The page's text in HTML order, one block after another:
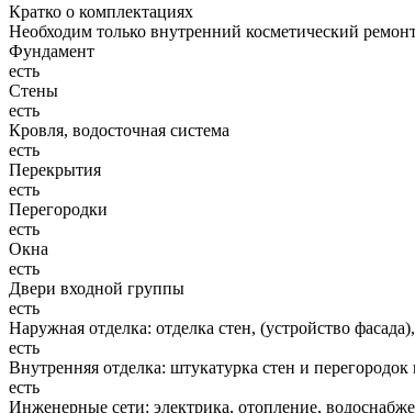
Кратко о комплектациях
Необходим только внутренний косметический
Фундамент
есть
Стены
есть
Кровля, водосточная система
есть
Перекрытия
есть
Перегородки
есть
Окна
есть
Двери входной группы
есть
Наружная отделка: отделка стен, (устройство
есть
Внутренняя отделка: штукатурка стен и
есть
Инженерные сети: электрика, отопление,